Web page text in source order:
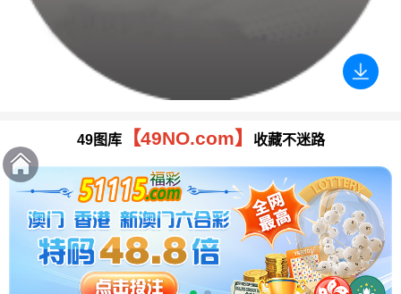
49图库【49NO.com】 收藏不迷路